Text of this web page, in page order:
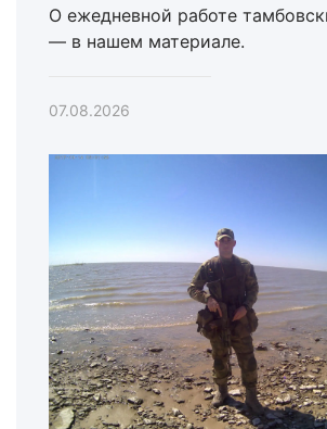
О ежедневной работе
— в нашем материале.
07.08.2026